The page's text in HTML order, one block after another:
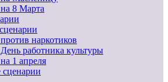
8 Марта
наркотиков
работника культуры
1 апреля